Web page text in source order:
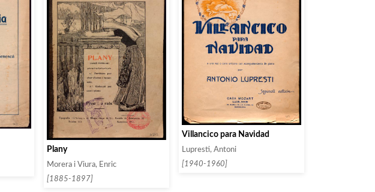
Plany
Morera i Viura, Enric
[1885-1897]
Villancico para Navidad
Lupresti, Antoni
[1940-1960]